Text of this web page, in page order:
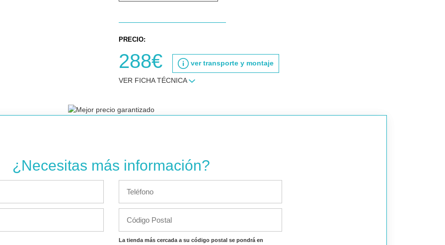
PRECIO:
288€ ver transporte y montaje
VER FICHA TÉCNICA
¿Necesitas más información?
La tienda más cercada a su código postal se pondrá en